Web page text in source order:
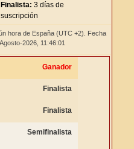
Finalista: 3 días de
suscripción
hora de España (UTC +2). Fecha
2026, 11:46:01
Ganador
Finalista
Finalista
Semifinalista